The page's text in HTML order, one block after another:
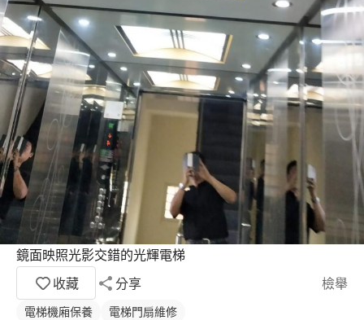
鏡面映照光影交錯的光輝電梯
收藏
分享 檢舉
電梯機廂保養
電梯門扇維修